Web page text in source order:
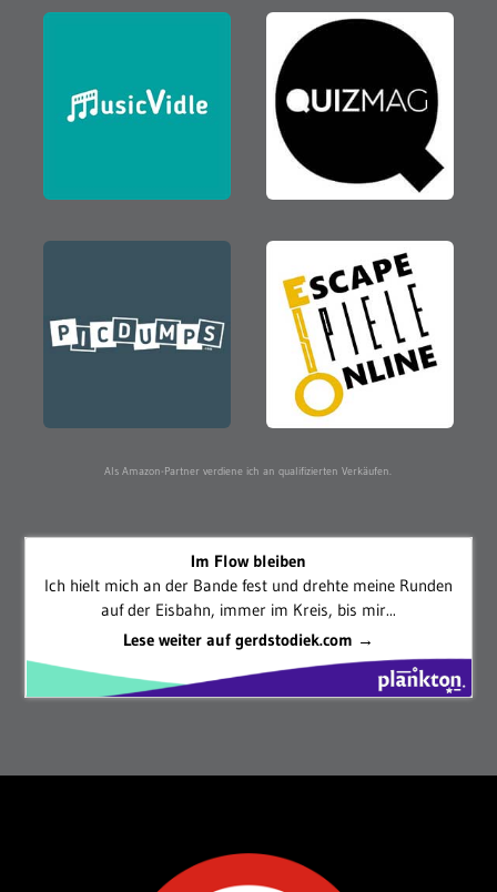
Als Amazon-Partner verdiene ich an qualifizierten Verkäufen.
Im Flow bleiben
Ich hielt mich an der Bande fest und drehte meine Runden
auf der Eisbahn, immer im Kreis, bis mir...
Lese weiter auf gerdstodiek.com →